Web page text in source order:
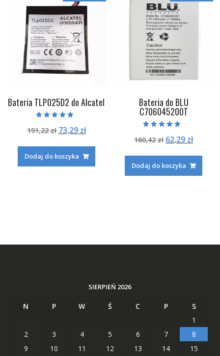
Bateria TLP025D2 do Alcatel
5.00
na 5
191,22zł Pierwotna
wynosiła:
191,22 zł.
73,29 złAktualna
73,29 zł.
Dodaj do koszyka
Bateria do BLU
C706045200T
5.00
na 5
160,42zł Pierwotna
wynosiła:
160,42 zł.
62,29 zł
62,29
Dodaj do koszyka
SIERPIEŃ 2026
N P W Ś C P
S
1
2
3 4 5 6 7
8
9
10 11 12 13 14
15